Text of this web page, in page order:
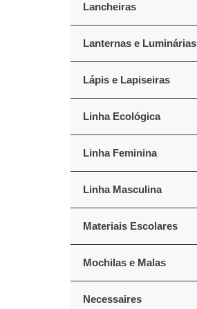
Lancheiras
Lanternas e Luminárias
Lápis e Lapiseiras
Linha Ecológica
Linha Feminina
Linha Masculina
Materiais Escolares
Mochilas e Malas
Necessaires